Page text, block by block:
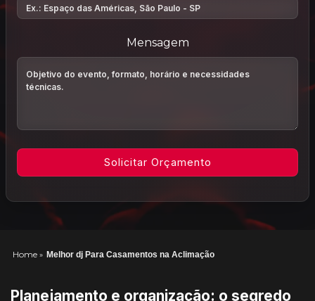
Mensagem
Home » Melhor dj Para Casamentos na Aclimação
Planejamento e organização: o segredo